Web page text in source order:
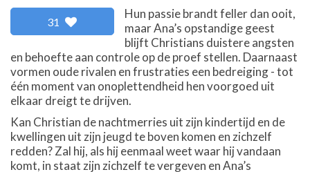
31
Hun passie brandt feller dan ooit,
maar Ana’s opstandige geest
blijft Christians duistere angsten
en behoefte aan controle op de proef stellen. Daarnaast
vormen oude rivalen en frustraties een bedreiging - tot
één moment van onoplettendheid hen voorgoed uit
elkaar dreigt te drijven.
Kan Christian de nachtmerries uit zijn kindertijd en de
kwellingen uit zijn jeugd te boven komen en zichzelf
redden? Zal hij, als hij eenmaal weet waar hij vandaan
komt, in staat zijn zichzelf te vergeven en Ana’s